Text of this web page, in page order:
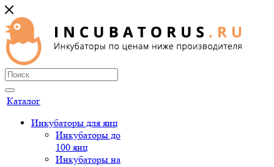
Каталог
Инкубаторы для яиц
Инкубаторы до
100 яиц
Инкубаторы на